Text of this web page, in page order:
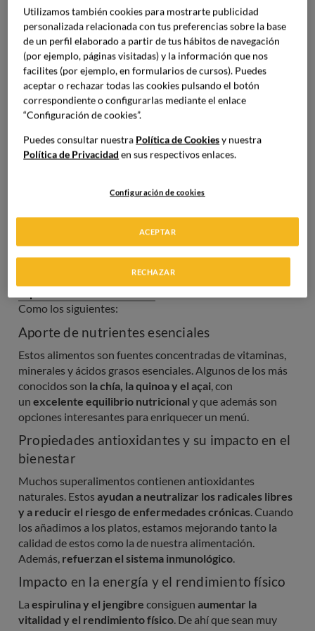
ácidos grasos saludables. Su origen es variado, puesto
que se trata de ingredientes de diversa índole y con
procedencias geográficas diferentes. En cuanto al término,
se ha popularizado en la última década en el marketing, ya
que siempre nos han acompañadopor sus beneficios
Diferencia entre superalimentos y alimentos
funcionales
Aunque a menudo se confunden,no son lo mismo.
Losprimerossonproductos naturalescon un
ofrecer beneficios adicionales a la salud.
Beneficios clave de los
superalimentos para la salud
Si bien el término es una moda,incorporar los
Como los siguientes:
Aporte de nutrientes esenciales
Estos alimentos son fuentes concentradas de vitaminas,
minerales y ácidos grasos esenciales. Algunos de los más
conocidos son la chía, la quinoa y el açai , con
un excelente equilibrio nutricional y que además son
opciones interesantes para enriquecer un menú.
Propiedades antioxidantes y su impacto en el
bienestar
Muchos superalimentos contienen antioxidantes
naturales. Estos ayudan a neutralizar los radicales libres
y a reducir el riesgo de enfermedades crónicas. Cuando
los añadimos a los platos, estamos mejorando tanto la
calidad de estos como la de nuestra alimentación.
Además, refuerzan el sistema inmunológico.
Impacto en la energía y el rendimiento físico
La espirulina y el jengibre consiguen aumentar la
vitalidad y el rendimiento físico. De ahí que sean muy
Utilizamos también cookies para mostrarte publicidad
personalizada relacionada con tus preferencias sobre la base
de un perfil elaborado a partir de tus hábitos de navegación
(por ejemplo, páginas visitadas) y la información que nos
facilites (por ejemplo, en formularios de cursos). Puedes
aceptar o rechazar todas las cookies pulsando el botón
correspondiente o configurarlas mediante el enlace
“Configuración de cookies”.
Puedes consultar nuestra Política de Cookiesy nuestra
Política de Privacidad en sus respectivos enlaces.
Configuración de cookies
RECHAZAR
ACEPTAR